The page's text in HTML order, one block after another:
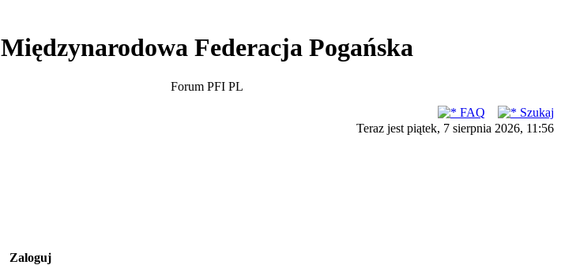
Międzynarodowa Federacja Pogańska
Forum PFI PL
FAQ
Szukaj
Teraz jest piątek, 7 sierpnia 2026, 11:56
Zaloguj